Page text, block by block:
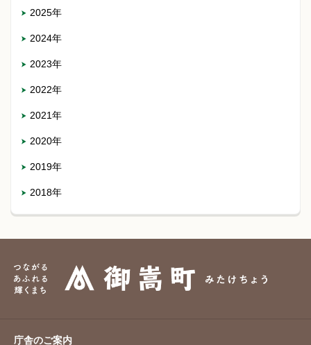
2025年
2024年
2023年
2022年
2021年
2020年
2019年
2018年
庁舎のご案内